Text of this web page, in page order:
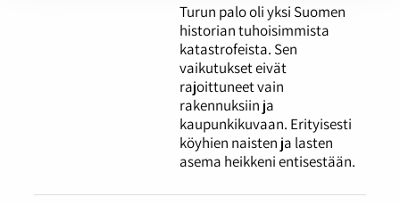
Turun palo oli yksi Suomen
historian tuhoisimmista
katastrofeista. Sen
vaikutukset eivät
rajoittuneet vain
rakennuksiin ja
kaupunkikuvaan. Erityisesti
köyhien naisten ja lasten
asema heikkeni entisestään.